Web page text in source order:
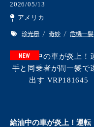
2026/05/13
アメリカ
珍光景 奇妙 危機一髪
NEW
給油中の車が炎上！運転